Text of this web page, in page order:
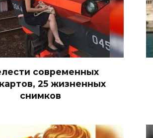
современных
25 жизненных
снимков